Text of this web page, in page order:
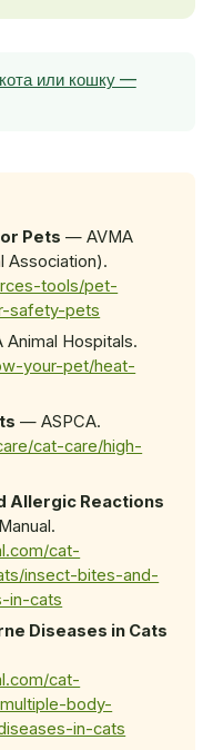
или кошку —
Pets — AVMA
Association).
tools/pet-
safety-pets
Hospitals.
your-pet/heat-
— ASPCA.
cat-care/high-
Allergic Reactions
cat-
insect-bites-and-
in-cats
Diseases in Cats
cat-
body-
in-cats